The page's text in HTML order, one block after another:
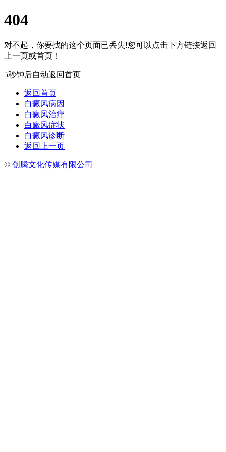
404
对不起，你要找的这个页面已丢失!您可以点击下方链接返回
上一页或首页！
5秒钟后自动返回首页
返回首页
白癜风病因
白癜风治疗
白癜风症状
白癜风诊断
返回上一页
© 创腾文化传媒有限公司